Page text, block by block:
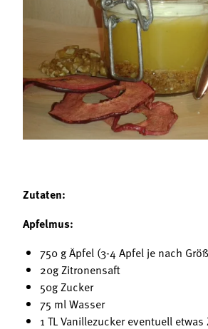
Mitgliedschaft
Landessekretariat
Bäuerliche Buffets
Hofgeschichten
Zutaten:
Apfelmus:
750 g Äpfel (3-4 Apfel je nach
20g Zitronensaft
50g Zucker
75 ml Wasser
1 TL Vanillezucker eventuell etwas